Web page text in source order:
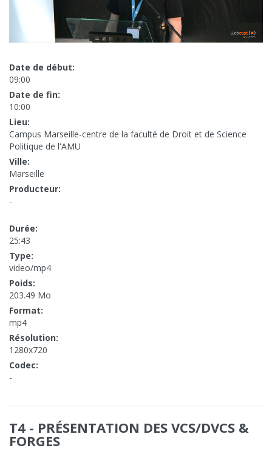
Date de début:
09:00
Date de fin:
10:00
Lieu:
Campus Marseille-centre de la faculté de Droit et de Science
Politique de l'AMU
Ville:
Marseille
Producteur:
-
Durée:
25:43
Type:
video/mp4
Poids:
203.49 Mo
Format:
mp4
Résolution:
1280x720
Codec:
-
T4 - PRÉSENTATION DES VCS/DVCS &
FORGES